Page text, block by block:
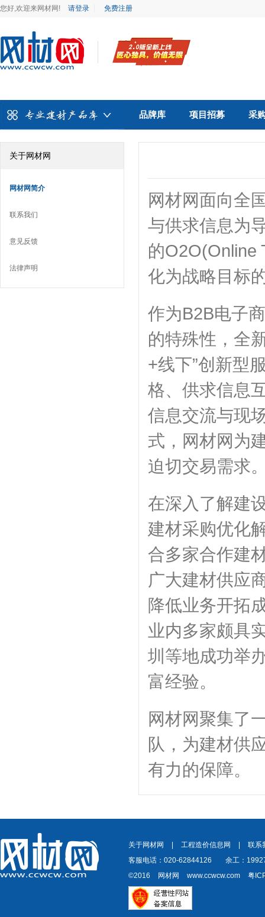
您好,欢迎来网材网! 请登录 免费注册
品牌库 项目招募 采
关于网材网
网材网简介
联系我们
意见反馈
法律声明
网材网面向全
与供求信息为
的O2O(Online
化为战略目标
作为B2B电子
的特殊性，全
+线下”创新型
格、供求信息
信息交流与现
式，网材网为
迫切交易需求
在深入了解建
建材采购优化
合多家合作建
广大建材供应
降低业务开拓
业内多家颇具
圳等地成功举
富经验。
网材网聚集了
队，为建材供
有力的保障。
关于网材网 工程造价信息网
联系
客服电话：020-62844126
余工：
©2016
网材网 www.ccwcw.com 粤